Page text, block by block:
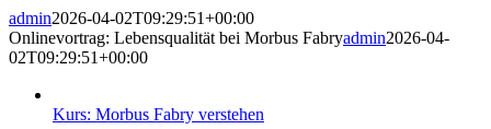
admin2026-04-02T09:29:51+00:00
Onlinevortrag: Lebensqualität bei Morbus Fabryadmin2026-04-
02T09:29:51+00:00
Kurs: Morbus Fabry verstehen